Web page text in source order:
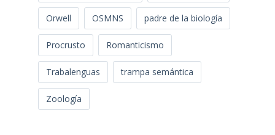
Orwell OSMNS padre de la biología
Procrusto Romanticismo
Trabalenguas trampa semántica
Zoología